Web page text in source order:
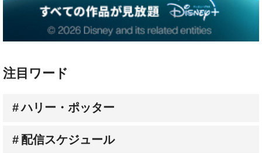
注目ワード
ハリー・ポッター
配信スケジュール
Prime Video